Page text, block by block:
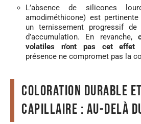
L’absence de silicones
amodiméthicone) est
un ternissement progressif
d’accumulation. En revanche,
volatiles n’ont pas cet effet
présence ne compromet pas la
Coloration durable
capillaire : au-delà